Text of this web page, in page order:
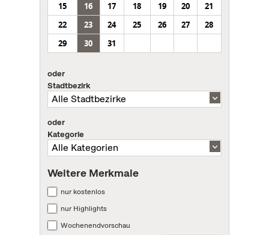
15
16 17 18 19 20
21
22
23 24 25 26 27
28
29
30 31
oder
Stadtbezirk
oder
Kategorie
Weitere Merkmale
nur kostenlos
nur Highlights
Wochenendvorschau